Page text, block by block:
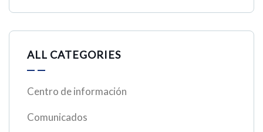
ALL CATEGORIES
Centro de información
Comunicados